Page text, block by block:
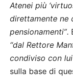
Atenei più
direttamente ne
pensionamenti”.
“dal Rettore
condiviso con
sulla base di